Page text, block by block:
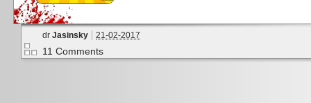
dr Jasinsky 21-02-2017
11 Comments